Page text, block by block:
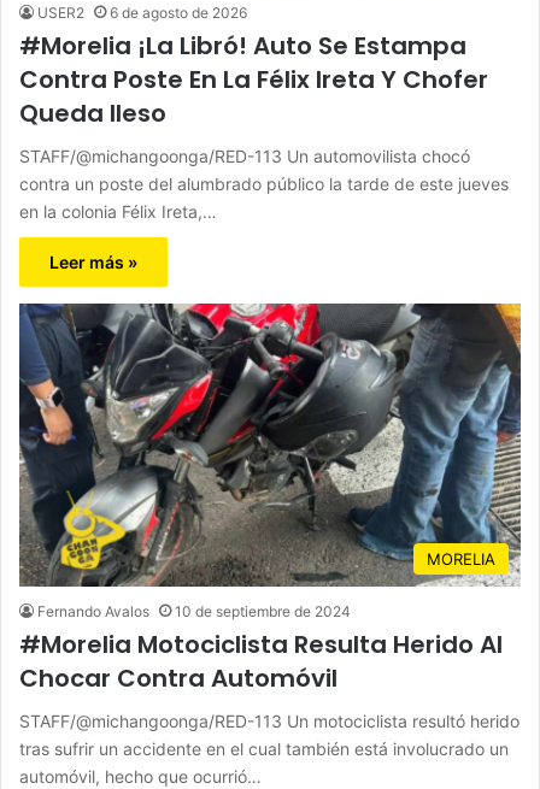
USER2 6 de agosto de 2026
#Morelia ¡La Libró! Auto Se Estampa
Contra Poste En La Félix Ireta Y Chofer
Queda Ileso
STAFF/@michangoonga/RED-113 Un automovilista chocó
contra un poste del alumbrado público la tarde de este jueves
en la colonia Félix Ireta,…
Leer más »
MORELIA
Fernando Avalos 10 de septiembre de 2024
#Morelia Motociclista Resulta Herido Al
Chocar Contra Automóvil
STAFF/@michangoonga/RED-113 Un motociclista resultó herido
tras sufrir un accidente en el cual también está involucrado un
automóvil, hecho que ocurrió…